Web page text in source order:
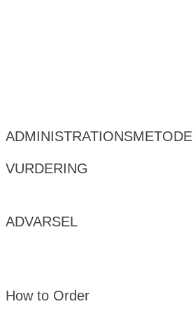
ADMINISTRATIONSMETODE
VURDERING
ADVARSEL
How to Order